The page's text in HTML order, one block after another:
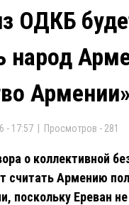
ОДКБ
народ
Армении»
- 17:57 | Просмотров - 281
о коллективной
считать Армению
поскольку Ереван